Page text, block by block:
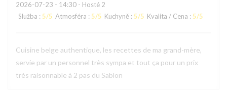
2026-07-23 - 14:30 - Hosté 2
Služba : 5/5 Atmosféra : 5/5 Kuchyně : 5/5 Kvalita / Cena : 5/5
Cuisine belge authentique, les recettes de ma grand-mère,
servie par un personnel très sympa et tout ça pour un prix
très raisonnable à 2 pas du Sablon